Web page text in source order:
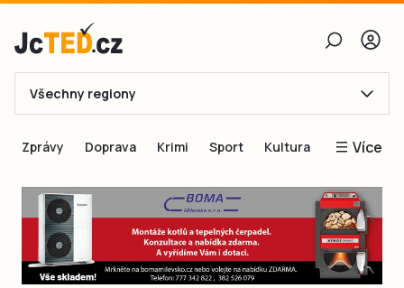
E-mail
Obnovit heslo
Přihlásit se
Všechny regiony
Zprávy Doprava Krimi Sport Kultura Více
Blogy
Inspirace
Čtenáři píší
Speciální přílohy